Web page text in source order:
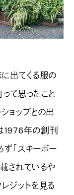
出てくる服の
って思ったこと
ョップとの出
1976年の創刊
「スキーボー
されているや
ジットを見る